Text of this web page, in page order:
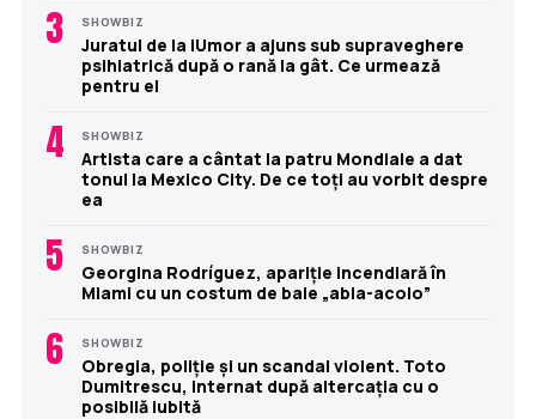
3 SHOWBIZ
Juratul de la iUmor a ajuns sub supraveghere
psihiatrică după o rană la gât. Ce urmează
pentru el
4 SHOWBIZ
Artista care a cântat la patru Mondiale a dat
tonul la Mexico City. De ce toți au vorbit despre
ea
5 SHOWBIZ
Georgina Rodríguez, apariție incendiară în
Miami cu un costum de baie „abia-acolo”
6 SHOWBIZ
Obregia, poliție și un scandal violent. Toto
Dumitrescu, internat după altercația cu o
posibilă iubită